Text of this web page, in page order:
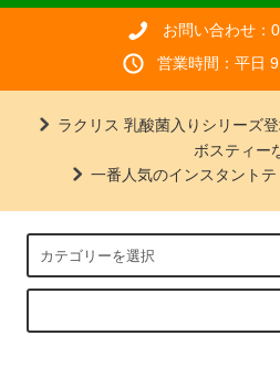
お問い合わせ：
営業時間：平日
ラクリス 乳酸菌入りシリーズ
ボスティー
一番人気のインスタント